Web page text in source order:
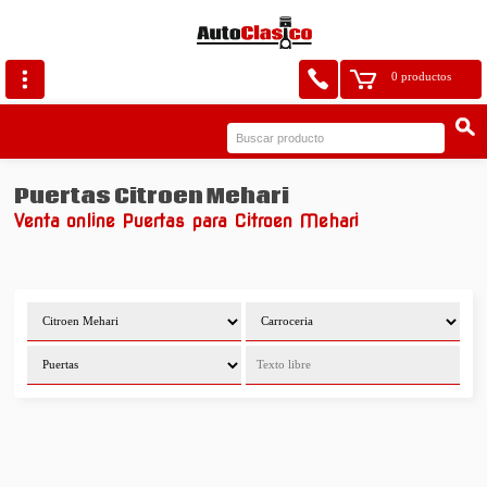
0 productos
Puertas Citroen Mehari
Venta online Puertas para Citroen Mehari